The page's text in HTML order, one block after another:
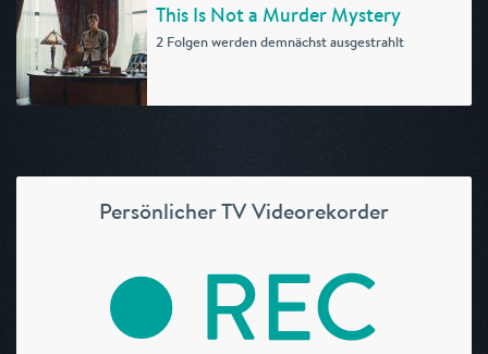
This Is Not a Murder Mystery
2 Folgen werden demnächst ausgestrahlt
Persönlicher TV Videorekorder